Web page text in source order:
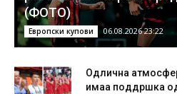
(ФОТО)
Европски купови 06.08.2026 23:22
Одлична
имаа поддршка